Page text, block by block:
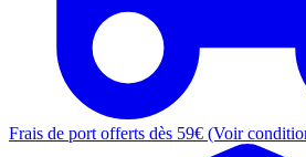
Frais de port offerts dès 59€ (Voir